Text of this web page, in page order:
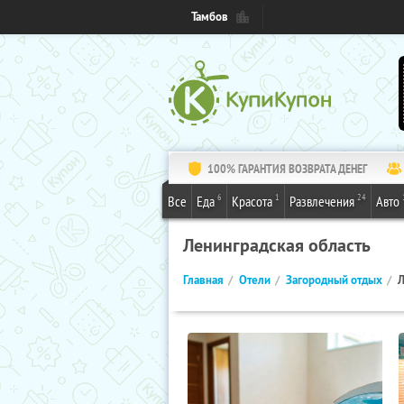
Тамбов
100% ГАРАНТИЯ ВОЗВРАТА ДЕНЕГ
Все Еда 6 Красота 1 Развлечения 24 Авто
Ленинградская область
Главная Отели Загородный отдых